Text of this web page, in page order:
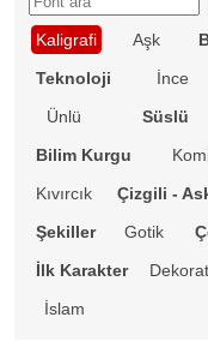
Kaligrafi
Aşk
Teknoloji
İnce
Ünlü
Süslü
Bilim Kurgu
Kıvırcık
Çizgili -
Şekiller
Gotik
İlk Karakter
İslam